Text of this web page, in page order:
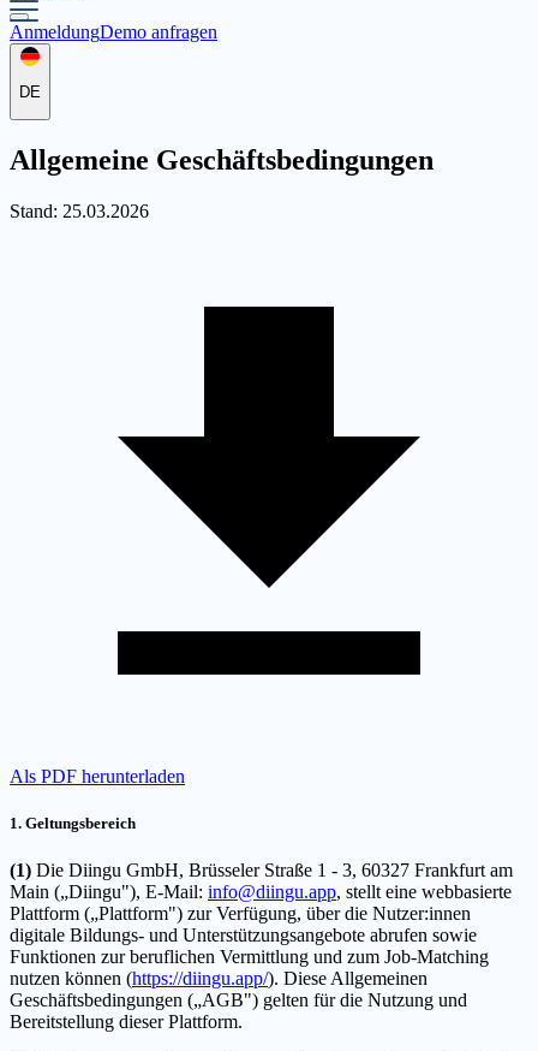
AnmeldungDemo anfragen
DE
Allgemeine Geschäftsbedingungen
Stand: 25.03.2026
Als PDF herunterladen
1. Geltungsbereich
(1) Die Diingu GmbH, Brüsseler Straße 1 - 3, 60327 Frankfurt am
Main („Diingu"), E-Mail: info@diingu.app, stellt eine webbasierte
Plattform („Plattform") zur Verfügung, über die Nutzer:innen
digitale Bildungs- und Unterstützungsangebote abrufen sowie
Funktionen zur beruflichen Vermittlung und zum Job-Matching
nutzen können (https://diingu.app/). Diese Allgemeinen
Geschäftsbedingungen („AGB") gelten für die Nutzung und
Bereitstellung dieser Plattform.